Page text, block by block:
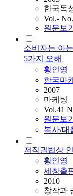
한국독
Vol.-
원문보기
소비자는 아
5가지 오해
황인영
한국마
2007
마케팅
Vol.41
원문보기
복사/대
저작권법상
황인영
세창출
2010
창작과